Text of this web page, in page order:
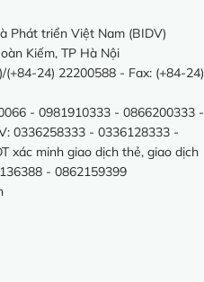
Phát triển Việt Nam (BIDV)
Kiếm, TP Hà Nội
24) 22200588 - Fax: (+84-24)
- 0981910333 - 0866200333 -
0336258333 - 0336128333 -
xác minh giao dịch thẻ, giao dịch
- 0862159399